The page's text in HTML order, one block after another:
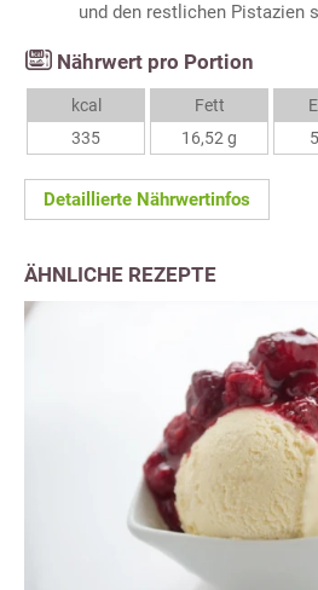
und den restlichen Pistazien
Nährwert pro Portion
kcal
335
Fett
16,52 g
Detaillierte Nährwertinfos
ÄHNLICHE REZEPTE